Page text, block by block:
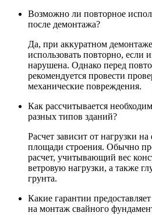
Возможно ли повторное
после демонтажа?
Да, при аккуратном
использовать повторно, если
нарушена. Однако перед
рекомендуется провести
механические повреждения.
Как рассчитывается
разных типов зданий?
Расчет зависит от нагрузки
площади строения. Обычно
расчет, учитывающий вес
ветровую нагрузки, а также
грунта.
Какие гарантии
на монтаж свайного